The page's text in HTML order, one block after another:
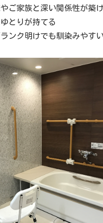
やご家族と深い関係性が築
とりが持てる
ランク明けでも馴染みやす